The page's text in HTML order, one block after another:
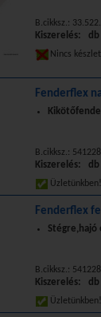
B.cikksz.:
Kiszerelés: db
Nincs
Fenderflex
B.cikksz.:
Kiszerelés: db
Fenderflex
Stégre,hajó
B.cikksz.:
Kiszerelés: db